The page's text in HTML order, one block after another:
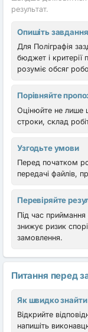
результат.
Опишіть
Для Поліграфія
бюджет і
розуміє обсяг
Порівняйте
Оцінюйте не лише
строки, склад
Узгодьте умови
Перед початком
передачі файлів,
Перевіряйте
Під час приймання
знижує ризик
замовлення.
Питання перед
Як швидко
Відкрийте
напишіть